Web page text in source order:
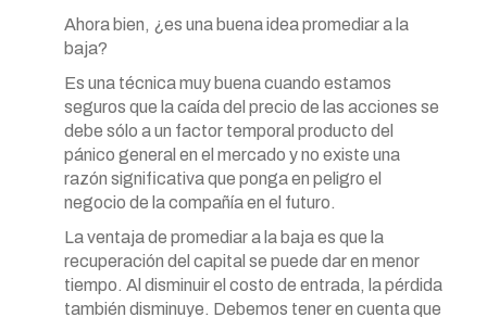
Ahora bien, ¿es una buena idea promediar a la
baja?
Es una técnica muy buena cuando estamos
seguros que la caída del precio de las acciones se
debe sólo a un factor temporal producto del
pánico general en el mercado y no existe una
razón significativa que ponga en peligro el
negocio de la compañía en el futuro.
La ventaja de promediar a la baja es que la
recuperación del capital se puede dar en menor
tiempo. Al disminuir el costo de entrada, la pérdida
también disminuye. Debemos tener en cuenta que